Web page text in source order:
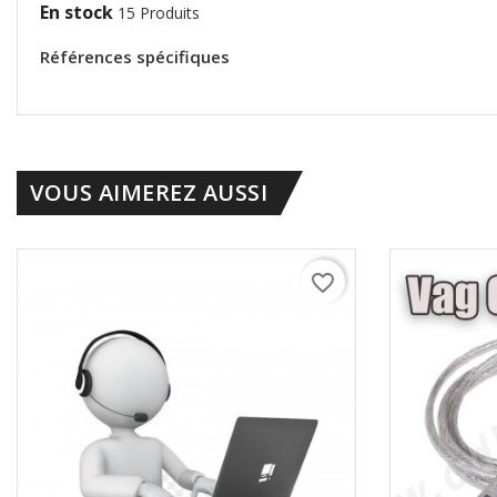
En stock 15 Produits
Références spécifiques
VOUS AIMEREZ AUSSI
favorite_border